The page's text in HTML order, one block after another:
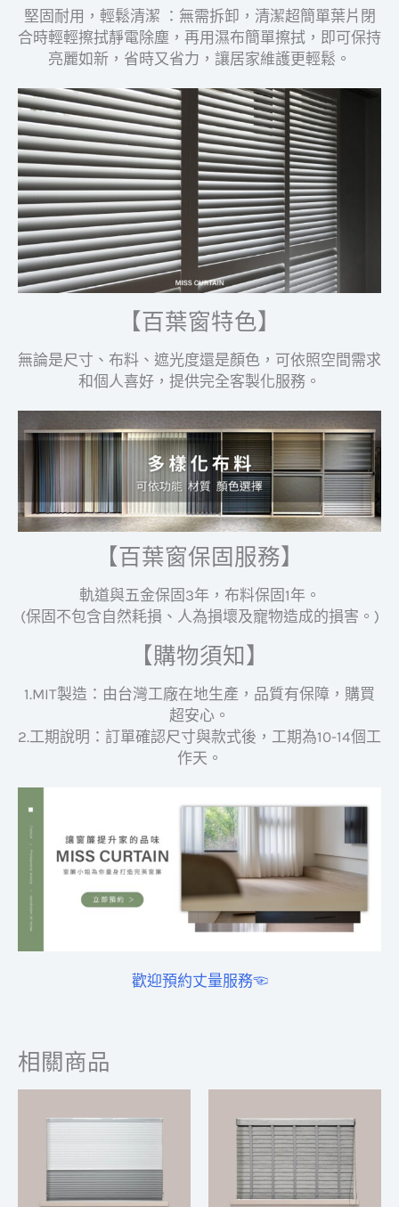
堅固耐用，輕鬆清潔 ：無需拆卸，清潔超簡單葉片閉
合時輕輕擦拭靜電除塵，再用濕布簡單擦拭，即可保持
亮麗如新，省時又省力，讓居家維護更輕鬆。
【百葉窗特色】
無論是尺寸、布料、遮光度還是顏色，可依照空間需求
和個人喜好，提供完全客製化服務。
【百葉窗保固服務】
軌道與五金保固3年，布料保固1年。
(保固不包含自然耗損、人為損壞及寵物造成的損害。)
【購物須知】
1.MIT製造：由台灣工廠在地生產，品質有保障，購買
超安心。
2.工期說明：訂單確認尺寸與款式後，工期為10-14個工
作天。
歡迎預約丈量服務☜
相關商品
到
NT$37,000
範
圍：
到